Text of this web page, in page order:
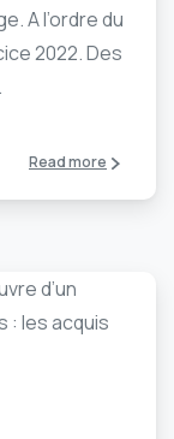
A l’ordre du
2022. Des
Read more
0 -